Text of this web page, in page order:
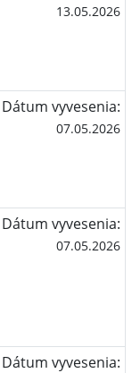
13.05.2026
Dátum vyvesenia:
07.05.2026
Dátum vyvesenia:
07.05.2026
Dátum vyvesenia: